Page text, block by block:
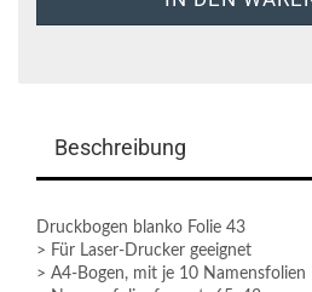
Beschreibung
Druckbogen blanko Folie 43
> Für Laser-Drucker geeignet
> A4-Bogen, mit je 10 Namensfolien